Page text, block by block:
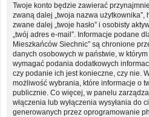
Twoje konto będzie zawierać
zwaną dalej „twoja nazwa użytkownika”,
zwane dalej „twoje hasło” i osobisty
„twój adres e-mail”. Informacje podane
Mieszkańców Siechnic” są chronione
danych osobowych w państwie, w
wymagać podania dodatkowych
czy podanie ich jest konieczne, czy nie.
możliwość wybrania, które informacje o
publicznie. Co więcej, w panelu
włączenia lub wyłączenia wysyłania do
generowanych przez oprogramowanie